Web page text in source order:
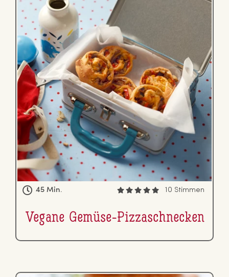
45 Min. 10 Stimmen
Vegane Gemüse-Piz­zaschne­cken